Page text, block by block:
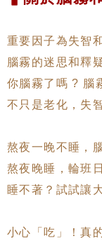
重要因子為失智
腦霧的迷思和釋
你腦霧了嗎 ? 腦
不只是老化，失
熬夜一晚不睡，
熬夜晚睡，輪班
睡不著？試試讓
小心「吃」！真